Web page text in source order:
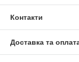
Контакти
Доставка та